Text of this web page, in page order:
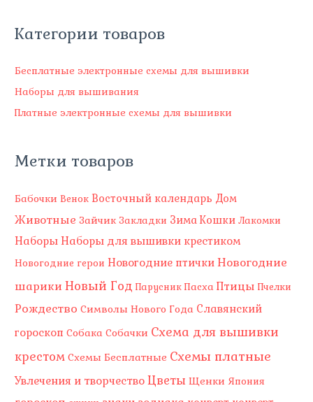
а
ь
:
Категории товаров
Бесплатные электронные схемы для вышивки
Наборы для вышивания
Платные электронные схемы для вышивки
Метки товаров
Бабочки Венок Восточный календарь Дом
Животные Зайчик Закладки Зима Кошки Лакомки
Наборы Наборы для вышивки крестиком
Новогодние герои Новогодние птички Новогодние
шарики Новый Год Парусник Пасха Птицы Пчелки
Рождество Символы Нового Года Славянский
гороскоп Собака Собачки Схема для вышивки
крестом Схемы Бесплатные Схемы платные
Увлечения и творчество Цветы Щенки Япония